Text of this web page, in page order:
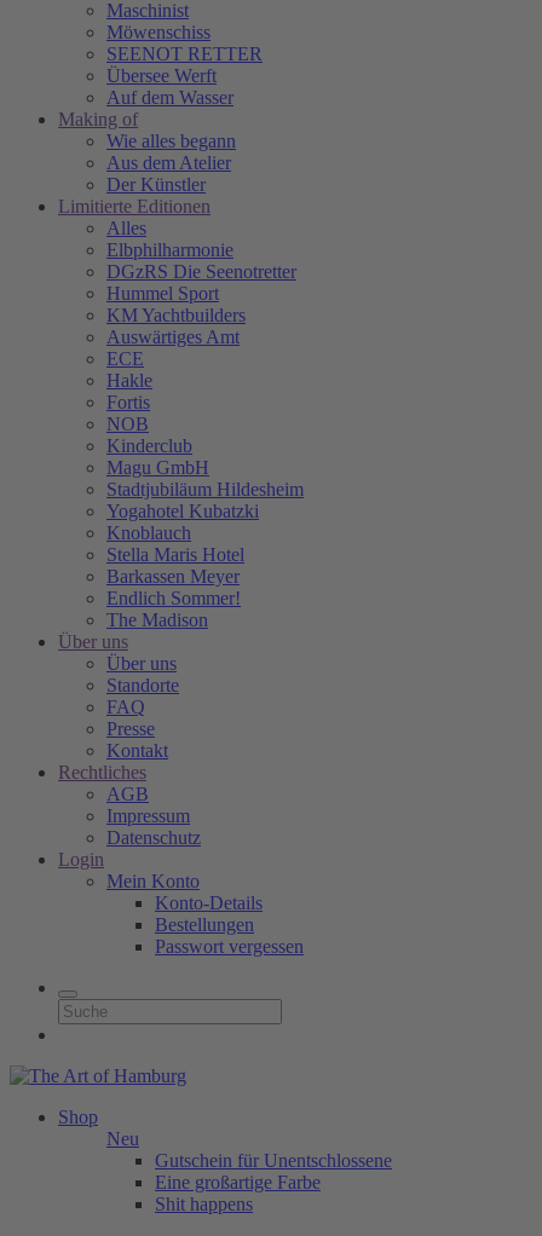
Maschinist
Möwenschiss
SEENOT RETTER
Übersee Werft
Auf dem Wasser
Making of
Wie alles begann
Aus dem Atelier
Der Künstler
Limitierte Editionen
Alles
Elbphilharmonie
DGzRS Die Seenotretter
Hummel Sport
KM Yachtbuilders
Auswärtiges Amt
ECE
Hakle
Fortis
NOB
Kinderclub
Magu GmbH
Stadtjubiläum Hildesheim
Yogahotel Kubatzki
Knoblauch
Stella Maris Hotel
Barkassen Meyer
Endlich Sommer!
The Madison
Über uns
Über uns
Standorte
FAQ
Presse
Kontakt
Rechtliches
AGB
Impressum
Datenschutz
Login
Mein Konto
Konto-Details
Bestellungen
Passwort vergessen
Shop
Neu
Gutschein für Unentschlossene
Eine großartige Farbe
Shit happens